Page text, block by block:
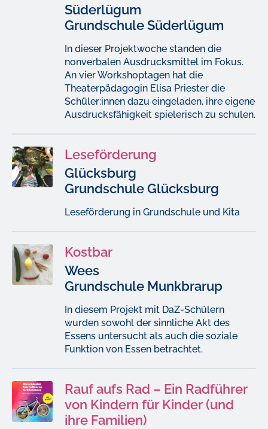
Süderlügum
Grundschule Süderlügum
In dieser Projektwoche standen die
nonverbalen Ausdrucksmittel im Fokus.
An vier Workshoptagen hat die
Theaterpädagogin Elisa Priester die
Schüler:innen dazu eingeladen, ihre eigene
Ausdrucksfähigkeit spielerisch zu schulen.
Leseförderung
Glücksburg
Grundschule Glücksburg
Leseförderung in Grundschule und Kita
Kostbar
Wees
Grundschule Munkbrarup
In diesem Projekt mit DaZ-Schülern
wurden sowohl der sinnliche Akt des
Essens untersucht als auch die soziale
Funktion von Essen betrachtet.
Rauf aufs Rad – Ein Radführer
von Kindern für Kinder (und
ihre Familien)